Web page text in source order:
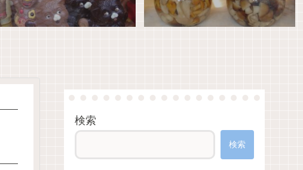
検索
検索